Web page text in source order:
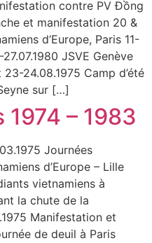
contre PV Đồng
et manifestation 20 &
d’Europe, Paris 11-
JSVE Genève
24.08.1975 Camp d’été
sur […]
– 1983
Journées
d’Europe – Lille
vietnamiens à
la chute de la
Manifestation et
de deuil à Paris